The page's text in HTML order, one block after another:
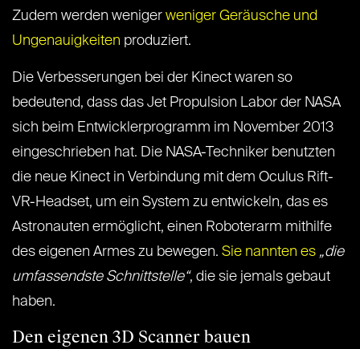
Zudem werden weniger weniger Geräusche und
Ungenauigkeiten produziert.
Die Verbesserungen bei der Kinect waren so
bedeutend, dass das Jet Propulsion Labor der NASA
sich beim Entwicklerprogramm im November 2013
eingeschrieben hat. Die NASA-Techniker benutzten
die neue Kinect in Verbindung mit dem Oculus Rift-
VR-Headset, um ein System zu entwickeln, das es
Astronauten ermöglicht, einen Roboterarm mithilfe
des eigenen Armes zu bewegen. Sie nannten es „die
umfassendste Schnittstelle“, die sie jemals gebaut
haben.
Den eigenen 3D Scanner bauen